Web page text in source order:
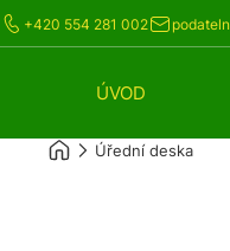
+420 554 281 002
ÚVOD
Úřední deska